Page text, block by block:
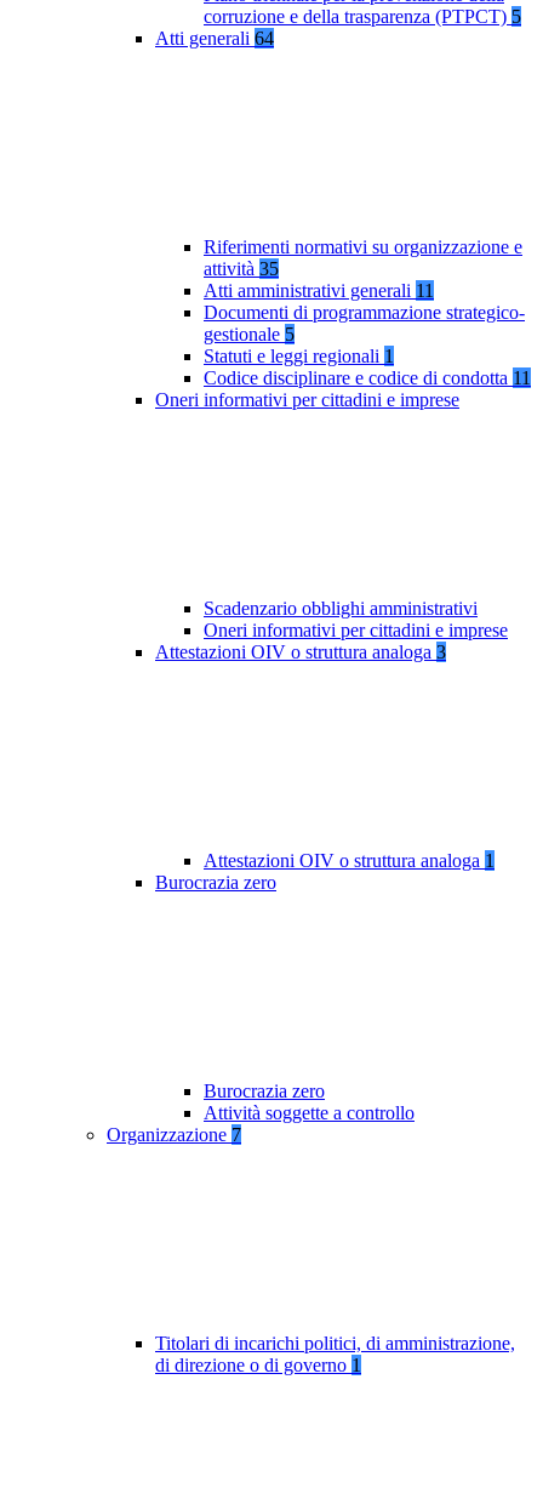
corruzione e della trasparenza (PTPCT) 5
Atti generali 64
Riferimenti normativi su organizzazione e
attività 35
Atti amministrativi generali 11
Documenti di programmazione strategico-
gestionale 5
Statuti e leggi regionali 1
Codice disciplinare e codice di condotta 11
Oneri informativi per cittadini e imprese
Scadenzario obblighi amministrativi
Oneri informativi per cittadini e imprese
Attestazioni OIV o struttura analoga 3
Attestazioni OIV o struttura analoga 1
Burocrazia zero
Burocrazia zero
Attività soggette a controllo
Organizzazione 7
Titolari di incarichi politici, di amministrazione,
di direzione o di governo 1